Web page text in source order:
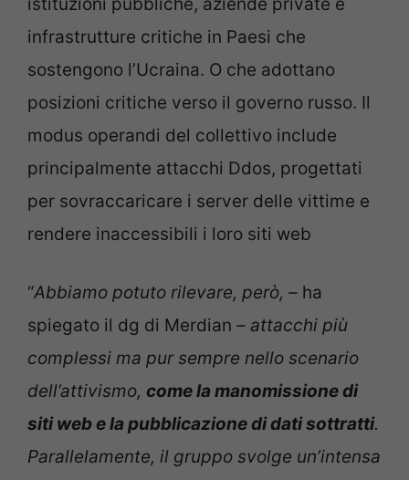
infrastrutture critiche in Paesi che
sostengono l’Ucraina. O che adottano
posizioni critiche verso il governo russo. Il
modus operandi del collettivo include
principalmente attacchi Ddos, progettati
per sovraccaricare i server delle vittime e
rendere inaccessibili i loro siti web
“Abbiamo potuto rilevare, però, – ha
spiegato il dg di Merdian – attacchi più
complessi ma pur sempre nello scenario
dell’attivismo, come la manomissione di
siti web e la pubblicazione di dati sottratti.
Parallelamente, il gruppo svolge un’intensa